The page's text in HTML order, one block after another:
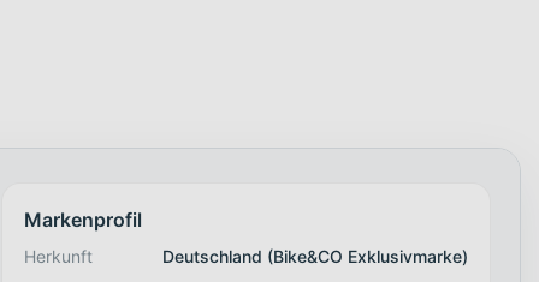
Markenprofil
Herkunft
Deutschland (Bike&CO Exklusivmarke)